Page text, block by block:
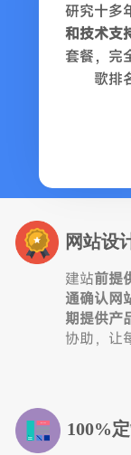
研究十多
和技术支
套餐，完
歌排
网站设
建站前提
通确认网
期提供产
协助，让
100%